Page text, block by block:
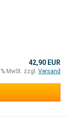
42,90 EUR
MwSt. zzgl. Versand